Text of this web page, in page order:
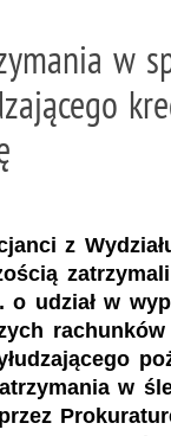
w
z
o udział w
rachunków
w